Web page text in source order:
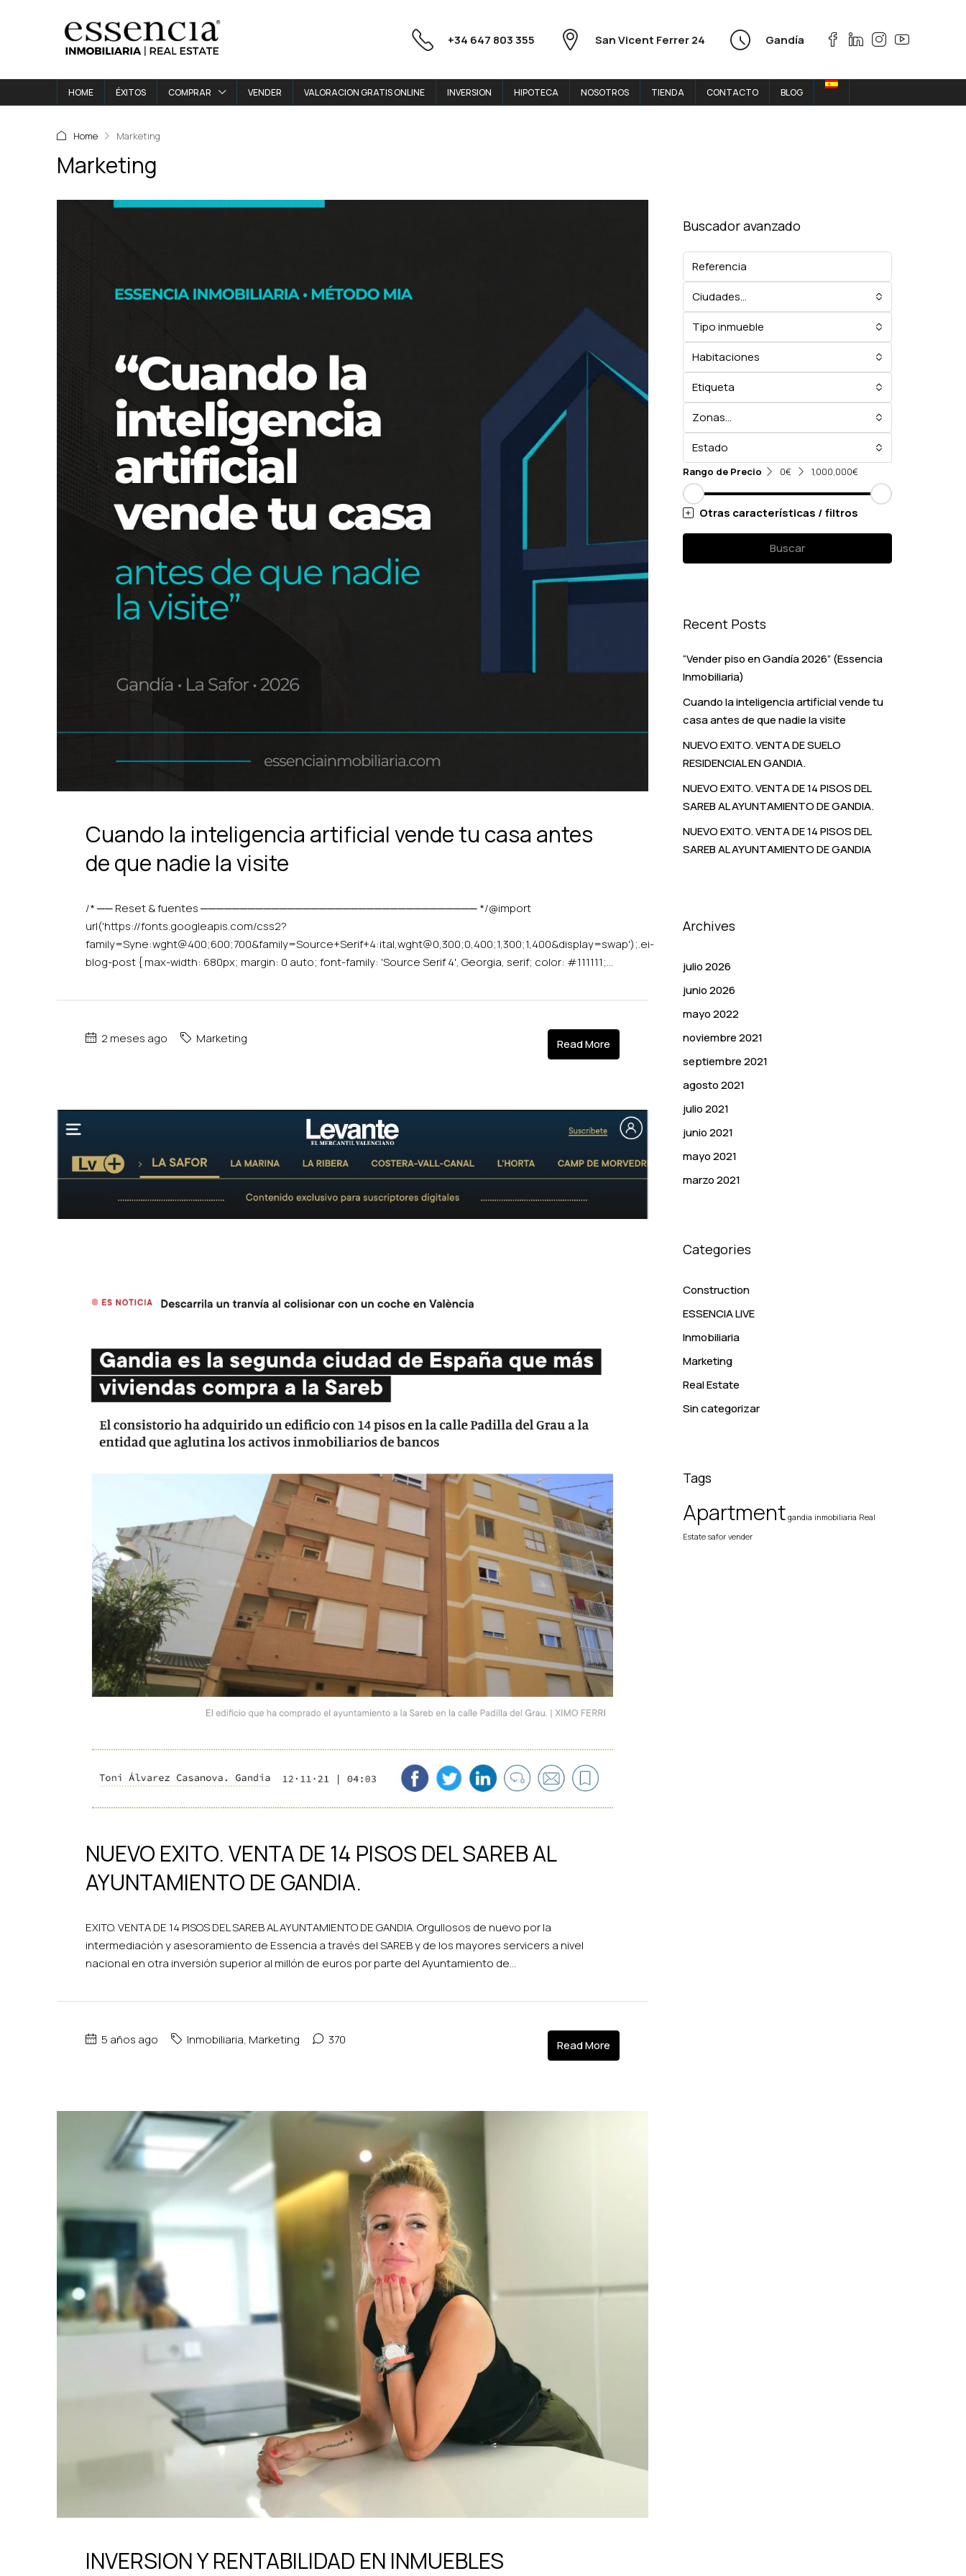
+34 647 803 355 San Vicent Ferrer 24 Gandía
HOME ÉXITOS COMPRAR VENDER VALORACION GRATIS ONLINE INVERSION HIPOTECA NOSOTROS TIENDA CONTACTO BLOG
Home Marketing
Marketing
Cuando la inteligencia artificial vende tu casa antes
de que nadie la visite
/* ── Reset & fuentes ─────────────────────────────────── */@import
url('https://fonts.googleapis.com/css2?
family=Syne:wght@400;600;700&family=Source+Serif+4:ital,wght@0,300;0,400;1,300;1,400&display=swap');.ei-
blog-post { max-width: 680px; margin: 0 auto; font-family: 'Source Serif 4', Georgia, serif; color: #111111;...
2 meses ago Marketing Read More
NUEVO EXITO. VENTA DE 14 PISOS DEL SAREB AL
AYUNTAMIENTO DE GANDIA.
EXITO. VENTA DE 14 PISOS DEL SAREB AL AYUNTAMIENTO DE GANDIA. Orgullosos de nuevo por la
intermediación y asesoramiento de Essencia a través del SAREB y de los mayores servicers a nivel
nacional en otra inversión superior al millón de euros por parte del Ayuntamiento de...
5 años ago Inmobiliaria, Marketing 370 Read More
INVERSION Y RENTABILIDAD EN INMUEBLES
Buscador avanzado
Ciudades...
Tipo inmueble
Habitaciones
Etiqueta
Zonas...
Estado
Rango de Precio 0€ 1,000,000€
Otras características / filtros
Buscar
Recent Posts
“Vender piso en Gandía 2026” (Essencia
Inmobiliaria)
Cuando la inteligencia artificial vende tu
casa antes de que nadie la visite
NUEVO EXITO. VENTA DE SUELO
RESIDENCIAL EN GANDIA.
NUEVO EXITO. VENTA DE 14 PISOS DEL
SAREB AL AYUNTAMIENTO DE GANDIA.
NUEVO EXITO. VENTA DE 14 PISOS DEL
SAREB AL AYUNTAMIENTO DE GANDIA
Archives
julio 2026
junio 2026
mayo 2022
noviembre 2021
septiembre 2021
agosto 2021
julio 2021
junio 2021
mayo 2021
marzo 2021
Categories
Construction
ESSENCIA LIVE
Inmobiliaria
Marketing
Real Estate
Sin categorizar
Tags
Apartment gandia inmobiliaria Real
Estate safor vender